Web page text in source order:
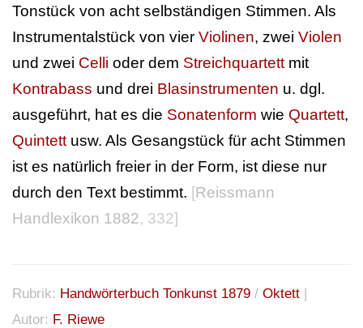
Tonstück von acht selbständigen Stimmen. Als
Instrumentalstück von vier Violinen, zwei Violen
und zwei Celli oder dem Streichquartett mit
Kontrabass und drei Blasinstrumenten u. dgl.
ausgeführt, hat es die Sonatenform wie Quartett,
Quintett usw. Als Gesangstück für acht Stimmen
ist es natürlich freier in der Form, ist diese nur
durch den Text bestimmt. [Reissmann
Handlexikon 1882, 332]
Rubrik: Handwörterbuch Tonkunst 1879 / Oktett |
Autor: F. Riewe